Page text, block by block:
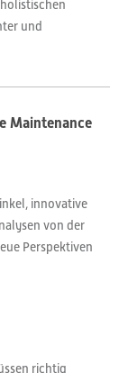
und
Maintenance
innovative
von der
Perspektiven
richtig